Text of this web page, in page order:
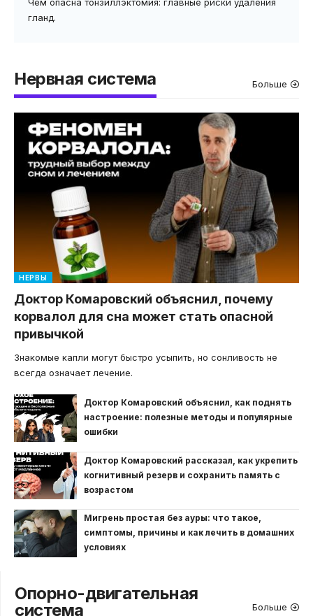
гланд.
Нервная система Больше
НЕРВЫ
Доктор Комаровский объяснил, почему
корвалол для сна может стать опасной
привычкой
Знакомые капли могут быстро усыпить, но сонливость не
всегда означает лечение.
Доктор Комаровский объяснил, как поднять
настроение: полезные методы и популярные
ошибки
Доктор Комаровский рассказал, как укрепить
когнитивный резерв и сохранить память с
возрастом
Мигрень простая без ауры: что такое,
симптомы, причины и как лечить в домашних
условиях
Опорно-двигательная
система
Больше